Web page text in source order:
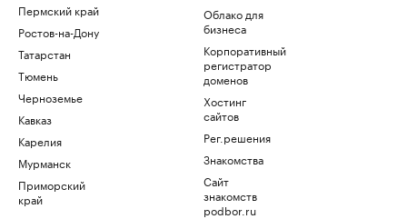
Пермский край
Ростов-на-Дону
Татарстан
Тюмень
Черноземье
Кавказ
Карелия
Мурманск
Приморский
край
Облако для
бизнеса
Корпоративный
регистратор
доменов
Хостинг
сайтов
Рег.решения
Знакомства
Сайт
знакомств
podbor.ru